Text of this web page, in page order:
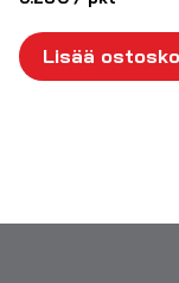
Lisää